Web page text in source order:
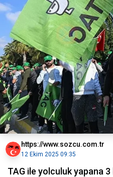
https://www.sozcu.com.tr
12 Ekim 2025 09:35
TAG ile yolculuk yapana